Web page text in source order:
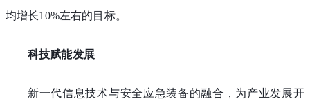
均增长10%左右的目标。
科技赋能发展
新一代信息技术与安全应急装备的融合，为产业发展开